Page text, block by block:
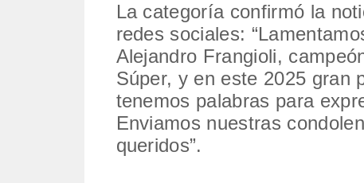
La categoría confirmó la
redes sociales:
Alejandro Frangioli,
Súper, y en este 2025 gran
tenemos palabras para
Enviamos nuestras
queridos”.